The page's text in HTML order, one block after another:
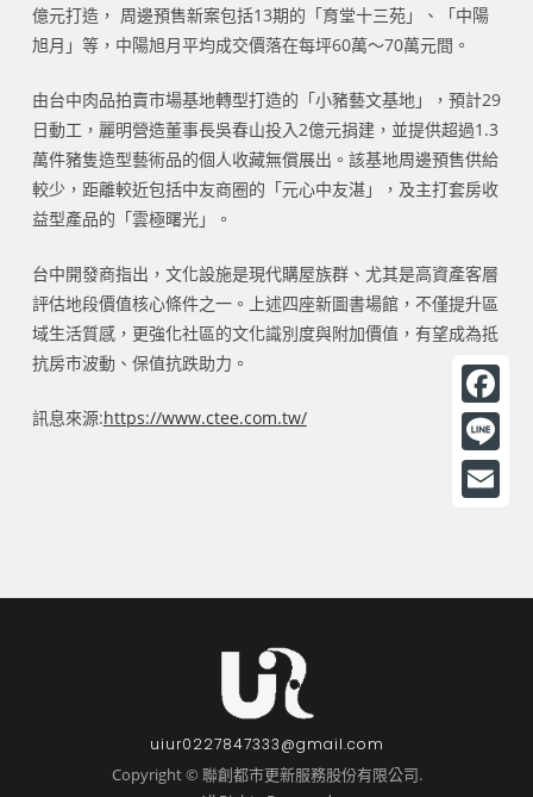
億元打造， 周邊預售新案包括13期的「育堂十三苑」、「中陽
旭月」等，中陽旭月平均成交價落在每坪60萬～70萬元間。
由台中肉品拍賣市場基地轉型打造的「小豬藝文基地」，預計29
日動工，麗明營造董事長吳春山投入2億元捐建，並提供超過1.3
萬件豬隻造型藝術品的個人收藏無償展出。該基地周邊預售供給
較少，距離較近包括中友商圈的「元心中友湛」，及主打套房收
益型產品的「雲極曙光」。
台中開發商指出，文化設施是現代購屋族群、尤其是高資產客層
評估地段價值核心條件之一。上述四座新圖書場館，不僅提升區
域生活質感，更強化社區的文化識別度與附加價值，有望成為抵
抗房市波動、保值抗跌助力。
訊息來源:https://www.ctee.com.tw/
uiur0227847333@gmail.com
Copyright © 聯創都市更新服務股份有限公司.
F
a
c
L
a